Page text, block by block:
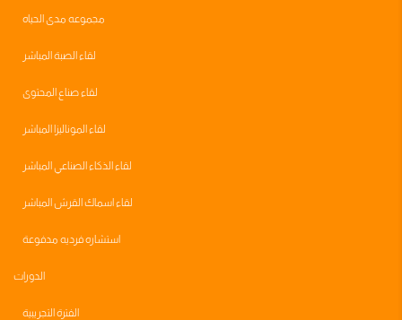
مجموعه مدى الحياه
لقاء الصبة المباشر
لقاء صناع المحتوى
لقاء الموناليزا المباشر
لقاء الذكاء الصناعي المباشر
لقاء اسماك القرش المباشر
استشاره فرديه مدفوعة
الدورات
الفترة التجريبية